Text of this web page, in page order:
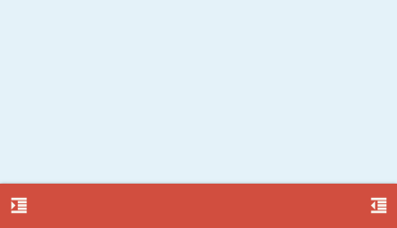
format_indent_increase format_indent_decrease